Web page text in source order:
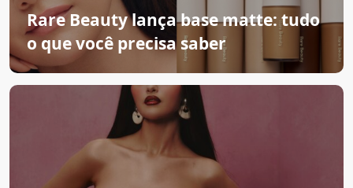
Rare Beauty lança base matte: tudo
o que você precisa saber